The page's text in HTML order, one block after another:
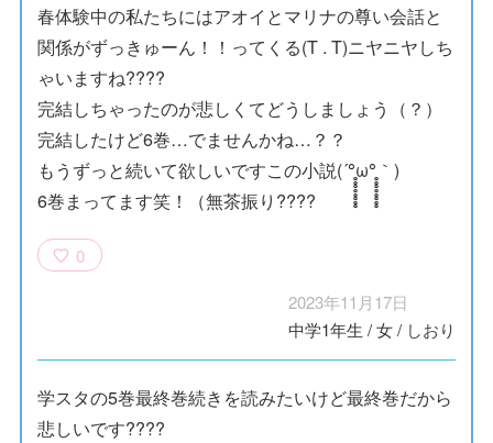
春体験中の私たちにはアオイとマリナの尊い会話と
関係がずっきゅーん！！ってくる(T . T)ニヤニヤしち
ゃいますね????
完結しちゃったのが悲しくてどうしましょう（？）
完結したけど6巻…でませんかね…？？
もうずっと続いて欲しいですこの小説(´°̥̥̥̥̥̥̥̥ω°̥̥̥̥̥̥̥̥｀)
6巻まってます笑！（無茶振り????
0
2023年11月17日
中学1年生 /女/ しおり
学スタの5巻最終巻続きを読みたいけど最終巻だから
悲しいです????